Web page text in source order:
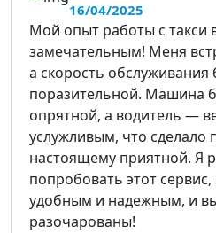
16/04/2025
Мой опыт работы с такси
замечательным! Меня
а скорость обслуживания
поразительной. Машина
опрятной, а водитель —
услужливым, что сделало
настоящему приятной. Я
попробовать этот
удобным и надежным, и
разочарованы!